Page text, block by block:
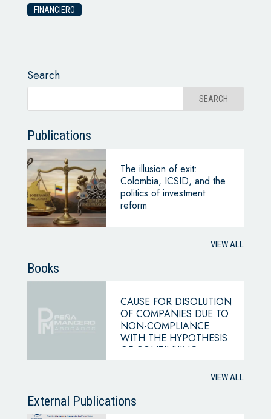
FINANCIERO
Search
Publications
The illusion of exit:
Colombia, ICSID, and the
politics of investment
reform
VIEW ALL
Books
CAUSE FOR DISOLUTION
OF COMPANIES DUE TO
NON-COMPLIANCE
WITH THE HYPOTHESIS
OF CONTINUING
VIEW ALL
External Publications